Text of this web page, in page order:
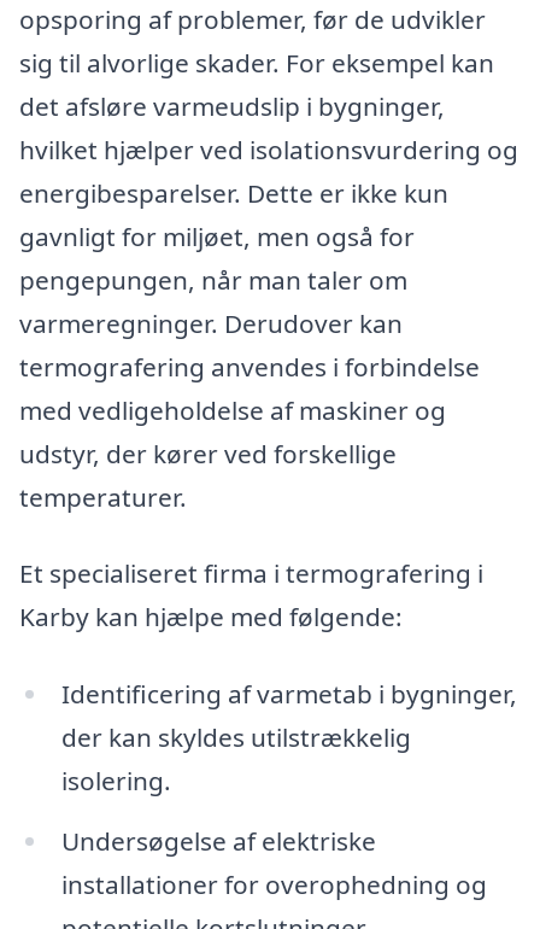
opsporing af problemer, før de udvikler
sig til alvorlige skader. For eksempel kan
det afsløre varmeudslip i bygninger,
hvilket hjælper ved isolationsvurdering og
energibesparelser. Dette er ikke kun
gavnligt for miljøet, men også for
pengepungen, når man taler om
varmeregninger. Derudover kan
termografering anvendes i forbindelse
med vedligeholdelse af maskiner og
udstyr, der kører ved forskellige
temperaturer.
Et specialiseret firma i termografering i
Karby kan hjælpe med følgende:
Identificering af varmetab i bygninger,
der kan skyldes utilstrækkelig
isolering.
Undersøgelse af elektriske
installationer for overophedning og